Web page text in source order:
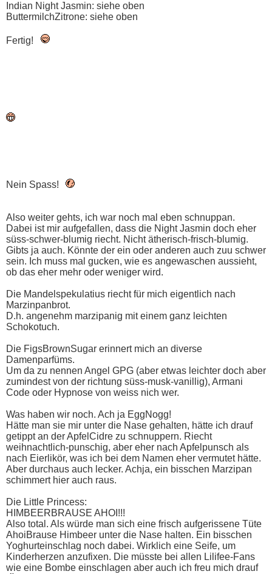
Indian Night Jasmin: siehe oben
ButtermilchZitrone: siehe oben
Fertig!
Nein Spass!
Also weiter gehts, ich war noch mal eben schnuppan.
Dabei ist mir aufgefallen, dass die Night Jasmin doch eher
süss-schwer-blumig riecht. Nicht ätherisch-frisch-blumig.
Gibts ja auch. Könnte der ein oder anderen auch zuu schwer
sein. Ich muss mal gucken, wie es angewaschen aussieht,
ob das eher mehr oder weniger wird.
Die Mandelspekulatius riecht für mich eigentlich nach
Marzinpanbrot.
D.h. angenehm marzipanig mit einem ganz leichten
Schokotuch.
Die FigsBrownSugar erinnert mich an diverse
Damenparfüms.
Um da zu nennen Angel GPG (aber etwas leichter doch aber
zumindest von der richtung süss-musk-vanillig), Armani
Code oder Hypnose von weiss nich wer.
Was haben wir noch. Ach ja EggNogg!
Hätte man sie mir unter die Nase gehalten, hätte ich drauf
getippt an der ApfelCidre zu schnuppern. Riecht
weihnachtlich-punschig, aber eher nach Apfelpunsch als
nach Eierlikör, was ich bei dem Namen eher vermutet hätte.
Aber durchaus auch lecker. Achja, ein bisschen Marzipan
schimmert hier auch raus.
Die Little Princess:
HIMBEERBRAUSE AHOI!!!
Also total. Als würde man sich eine frisch aufgerissene Tüte
AhoiBrause Himbeer unter die Nase halten. Ein bisschen
Yoghurteinschlag noch dabei. Wirklich eine Seife, um
Kinderherzen anzufixen. Die müsste bei allen Lilifee-Fans
wie eine Bombe einschlagen aber auch ich freu mich drauf